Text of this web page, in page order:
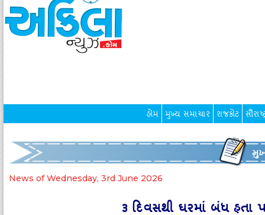
હોમ મુખ્ય સમાચાર રાજકોટ
News of Wednesday, 3rd June 2026
૩ દિવસથી ઘરમાં બંધ હતા